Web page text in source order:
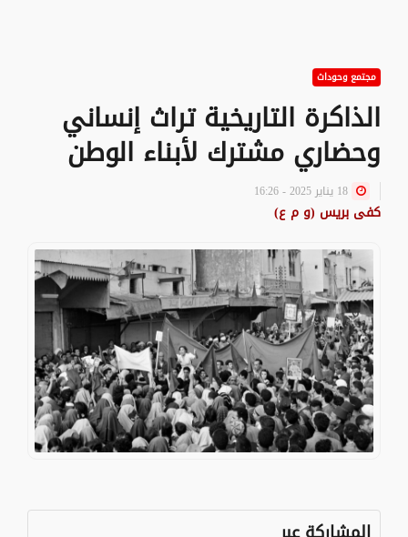
مجتمع وحوداث
الذاكرة التاريخية تراث إنساني
وحضاري مشترك لأبناء الوطن
كفى بريس (و م ع)